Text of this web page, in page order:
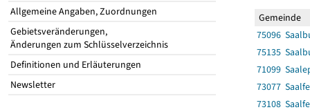
Allgemeine Angaben, Zuordnungen
Gebietsveränderungen,
Änderungen zum Schlüsselverzeichnis
Definitionen und Erläuterungen
Newsletter
Gemeinde
75096
75135
71099
73077
73108